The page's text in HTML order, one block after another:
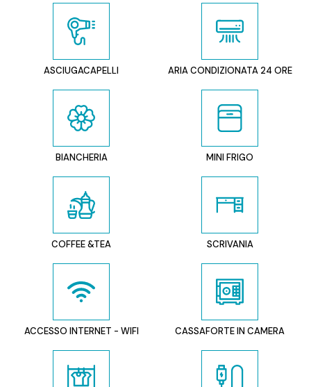
ASCIUGACAPELLI ARIA CONDIZIONATA 24 ORE
BIANCHERIA MINI FRIGO
COFFEE &TEA SCRIVANIA
ACCESSO INTERNET - WIFI CASSAFORTE IN CAMERA